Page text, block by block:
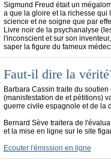
Sigmund Freud était un
a que la gloire et la richesse qui
science et ne soigne que par
Livre noir de la psychanalyse
l'inconscient et sur son
saper la figure du fameux
Faut-il dire la
Barbara Cassin traite du
(manisfestation de et pétitions)
guerre civile espagnole et de la
Bernard Sève traitera de
et la mise en ligne sur le site
Ecouter l'émission en ligne